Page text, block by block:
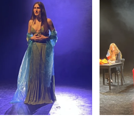
Anschauen....